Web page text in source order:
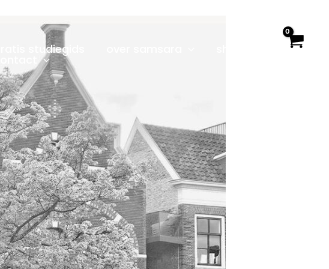
gratis studiegids